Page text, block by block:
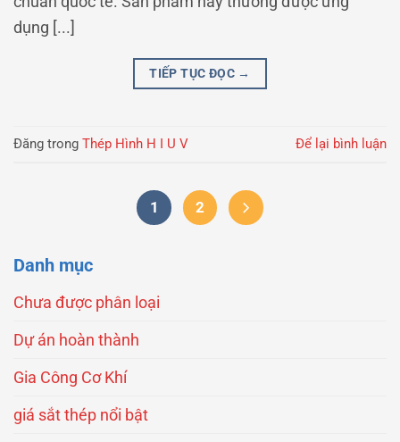
dụng [...]
TIẾP TỤC ĐỌC →
Đăng trong Thép Hình H I U V Để lại bình luận
1 2
Danh mục
Chưa được phân loại
Dự án hoàn thành
Gia Công Cơ Khí
giá sắt thép nổi bật